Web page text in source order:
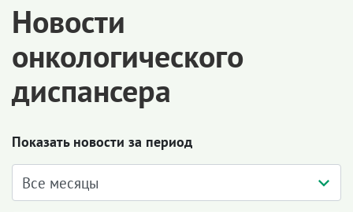
Новости
онкологического
диспансера
Показать новости за период